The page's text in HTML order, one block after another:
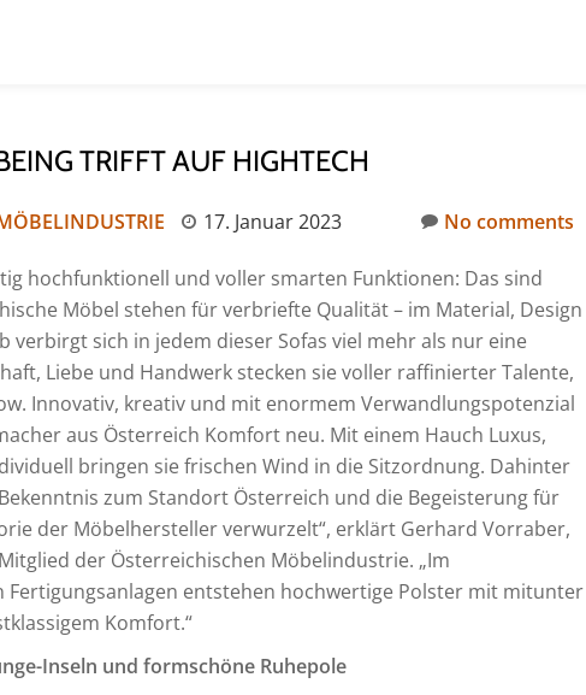
TRIFFT AUF HIGHTECH
17. Januar 2023 No comments
hochfunktionell und voller smarten Funktionen: Das sind
Möbel stehen für verbriefte Qualität – im Material, Design
verbirgt sich in jedem dieser Sofas viel mehr als nur eine
Liebe und Handwerk stecken sie voller raffinierter Talente,
Innovativ, kreativ und mit enormem Verwandlungspotenzial
aus Österreich Komfort neu. Mit einem Hauch Luxus,
bringen sie frischen Wind in die Sitzordnung. Dahinter
zum Standort Österreich und die Begeisterung für
der Möbelhersteller verwurzelt“, erklärt Gerhard Vorraber,
der Österreichischen Möbelindustrie. „Im
entstehen hochwertige Polster mit mitunter
Komfort.“
Inseln und formschöne Ruhepole